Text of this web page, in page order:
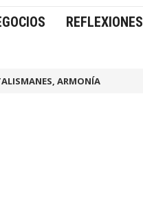
REFLEXIONES
ARMONÍA